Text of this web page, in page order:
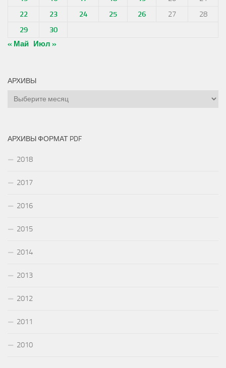
22
23 24 25 26 27
28
29
30
« Май Июл »
АРХИВЫ
Архивы
АРХИВЫ ФОРМАТ PDF
2018
2017
2016
2015
2014
2013
2012
2011
2010